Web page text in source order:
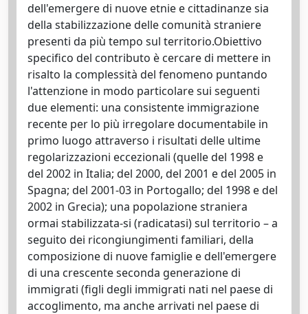
dell'emergere di nuove etnie e cittadinanze sia
della stabilizzazione delle comunità straniere
presenti da più tempo sul territorio.Obiettivo
specifico del contributo è cercare di mettere in
risalto la complessità del fenomeno puntando
l'attenzione in modo particolare sui seguenti
due elementi: una consistente immigrazione
recente per lo più irregolare documentabile in
primo luogo attraverso i risultati delle ultime
regolarizzazioni eccezionali (quelle del 1998 e
del 2002 in Italia; del 2000, del 2001 e del 2005 in
Spagna; del 2001-03 in Portogallo; del 1998 e del
2002 in Grecia); una popolazione straniera
ormai stabilizzata-si (radicatasi) sul territorio – a
seguito dei ricongiungimenti familiari, della
composizione di nuove famiglie e dell'emergere
di una crescente seconda generazione di
immigrati (figli degli immigrati nati nel paese di
accoglimento, ma anche arrivati nel paese di